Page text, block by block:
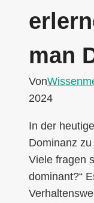
man
Von
2024
In der
Dominanz
Viele fragen
dominant?“